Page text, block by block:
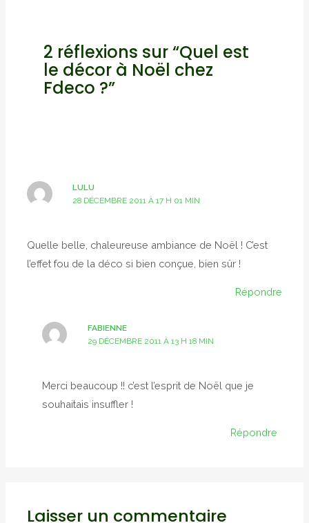
2 réflexions sur “Quel est
le décor à Noël chez
Fdeco ?”
LULU
28 DÉCEMBRE 2011 À 17 H 01 MIN
Quelle belle, chaleureuse ambiance de Noël ! C’est
l’effet fou de la déco si bien conçue, bien sûr !
Répondre
FABIENNE
29 DÉCEMBRE 2011 À 13 H 18 MIN
Merci beaucoup !! c’est l’esprit de Noël que je
souhaitais insuffler !
Répondre
Laisser un commentaire